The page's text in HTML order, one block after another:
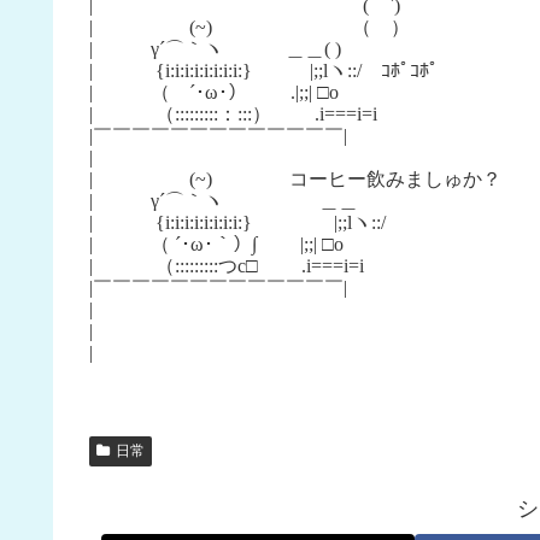
| (⌒`)
| (~) （ ）
| γ´⌒｀ヽ ＿＿( )
| {i:i:i:i:i:i:i:i:} |;;lヽ::/ ｺﾎﾟｺﾎﾟ
| （ ´･ω･） .|;;| □o
| （:::::::::：:::） .i===i=i
|￣￣￣￣￣￣￣￣￣￣￣￣￣|
|
| (~) コーヒー飲みましゅか？
| γ´⌒｀ヽ ＿＿
| {i:i:i:i:i:i:i:i:} |;;lヽ::/
| （ ´･ω･｀）∫ |;;| □o
| （:::::::::つc□ .i===i=i
|￣￣￣￣￣￣￣￣￣￣￣￣￣|
|
|
|
日常